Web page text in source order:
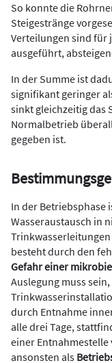
So konnte die
Steigestränge
Verteilungen sind für
ausgeführt,
In der Summe ist
signifikant geringer
sinkt gleichzeitig das
Normalbetrieb
gegeben ist.
In der Betriebsphase
Wasseraustausch in
besteht durch den
Gefahr einer
Auslegung muss
durch Entnahme
alle drei Tage,
einer Entnahmestelle
ansonsten als